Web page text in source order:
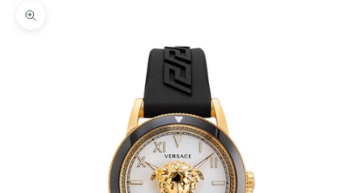
Thu phóng hình ảnh